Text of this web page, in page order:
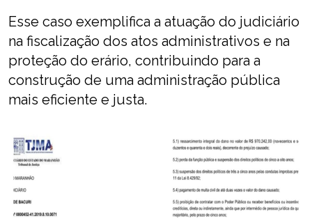
Esse caso exemplifica a atuação do judiciário
na fiscalização dos atos administrativos e na
proteção do erário, contribuindo para a
construção de uma administração pública
mais eficiente e justa.